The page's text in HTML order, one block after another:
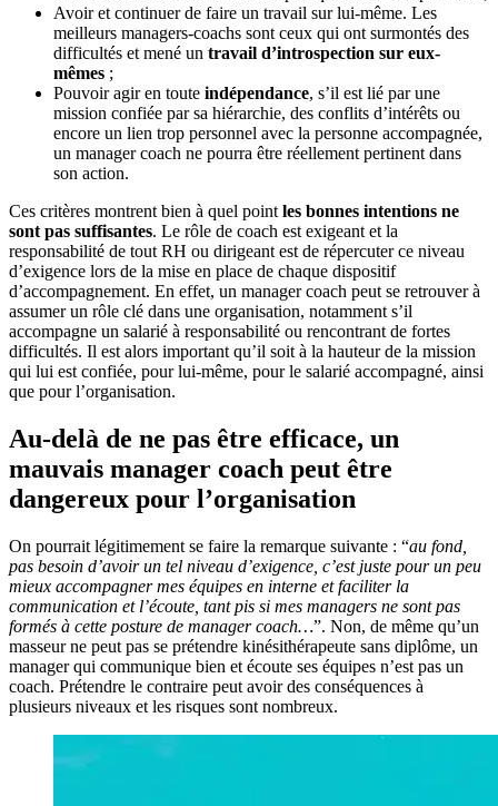
Avoir et continuer de faire un travail sur lui-même. Les
meilleurs managers-coachs sont ceux qui ont surmontés des
difficultés et mené un travail d’introspection sur eux-
mêmes ;
Pouvoir agir en toute indépendance, s’il est lié par une
mission confiée par sa hiérarchie, des conflits d’intérêts ou
encore un lien trop personnel avec la personne accompagnée,
un manager coach ne pourra être réellement pertinent dans
son action.
Ces critères montrent bien à quel point les bonnes intentions ne
sont pas suffisantes. Le rôle de coach est exigeant et la
responsabilité de tout RH ou dirigeant est de répercuter ce niveau
d’exigence lors de la mise en place de chaque dispositif
d’accompagnement. En effet, un manager coach peut se retrouver à
assumer un rôle clé dans une organisation, notamment s’il
accompagne un salarié à responsabilité ou rencontrant de fortes
difficultés. Il est alors important qu’il soit à la hauteur de la mission
qui lui est confiée, pour lui-même, pour le salarié accompagné, ainsi
que pour l’organisation.
Au-delà de ne pas être efficace, un
mauvais manager coach peut être
dangereux pour l’organisation
On pourrait légitimement se faire la remarque suivante : “au fond,
pas besoin d’avoir un tel niveau d’exigence, c’est juste pour un peu
mieux accompagner mes équipes en interne et faciliter la
communication et l’écoute, tant pis si mes managers ne sont pas
formés à cette posture de manager coach…”. Non, de même qu’un
masseur ne peut pas se prétendre kinésithérapeute sans diplôme, un
manager qui communique bien et écoute ses équipes n’est pas un
coach. Prétendre le contraire peut avoir des conséquences à
plusieurs niveaux et les risques sont nombreux.